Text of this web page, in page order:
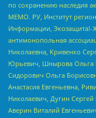
по сохранению наследия
МЕМО. РУ, Институт
Информации, Экозащита!-
антимонопольная
Николаевна, Кривенко
Юрьевич, Шнырова Ольга
Сидорович Ольга
Анастасия Евгеньевна,
Николаевич, Дугин
Аверин Виталий